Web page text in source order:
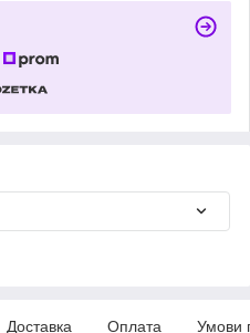
Доставка Оплата Умови